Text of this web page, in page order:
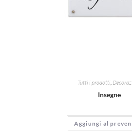
Tutti i prodotti,
Insegne
Aggiungi al